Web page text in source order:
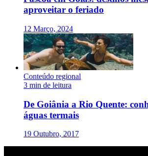
aproveitar o feriado
12 Março, 2024
Conteúdo regional
3 min de leitura
De Goiânia a Rio Quente:
águas termais
19 Outubro, 2017